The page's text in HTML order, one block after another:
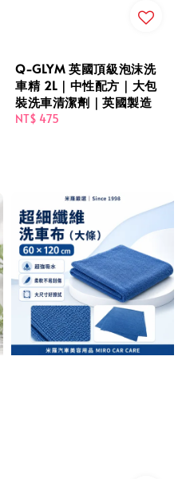
Q-GLYM 英國頂級泡沫洗
車精 2L｜中性配方｜大包
裝洗車清潔劑｜英國製造
Regular
NT$ 475